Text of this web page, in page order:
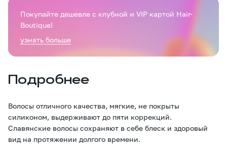
Подробнее
Волосы отличного качества, мягкие, не покрыты
силиконом, выдерживают до пяти коррекций.
Славянские волосы сохраняют в себе блеск и здоровый
вид на протяжении долгого времени.
Покупайте дешевле с клубной и VIP картой Hair-
Boutique!
узнать больше